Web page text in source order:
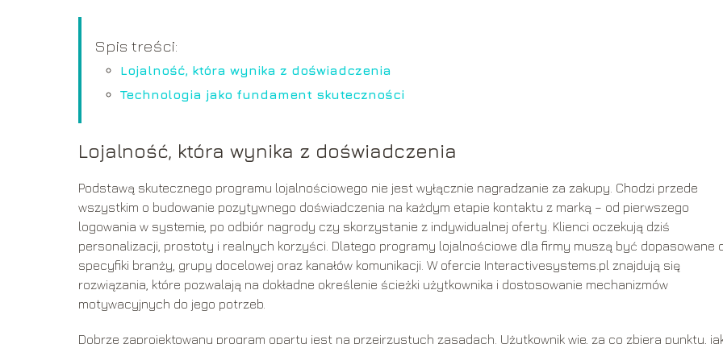
Spis treści:
Lojalność, która wynika z doświadczenia
Technologia jako fundament skuteczności
Lojalność, która wynika z doświadczenia
Podstawą skutecznego programu lojalnościowego nie jest wyłącznie nagradzanie za zakupy. Chodzi przede
wszystkim o budowanie pozytywnego doświadczenia na każdym etapie kontaktu z marką – od pierwszego
logowania w systemie, po odbiór nagrody czy skorzystanie z indywidualnej oferty. Klienci oczekują dziś
personalizacji, prostoty i realnych korzyści. Dlatego programy lojalnościowe dla firmy muszą być dopasowane
specyfiki branży, grupy docelowej oraz kanałów komunikacji. W ofercie Interactivesystems.pl znajdują się
rozwiązania, które pozwalają na dokładne określenie ścieżki użytkownika i dostosowanie mechanizmów
motywacyjnych do jego potrzeb.
Dobrze zaprojektowany program oparty jest na przejrzystych zasadach. Użytkownik wie, za co zbiera punkty,